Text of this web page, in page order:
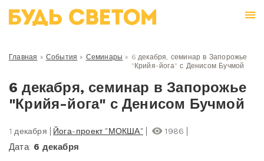
Главная » События » Семинары » 6 декабря, семинар в Запорожье
"Крийя-йога" с Денисом Бучмой
6 декабря, семинар в Запорожье
"Крийя-йога" с Денисом Бучмой
1 декабря Йога-проект "МОКША" 1986
Дата: 6 декабря